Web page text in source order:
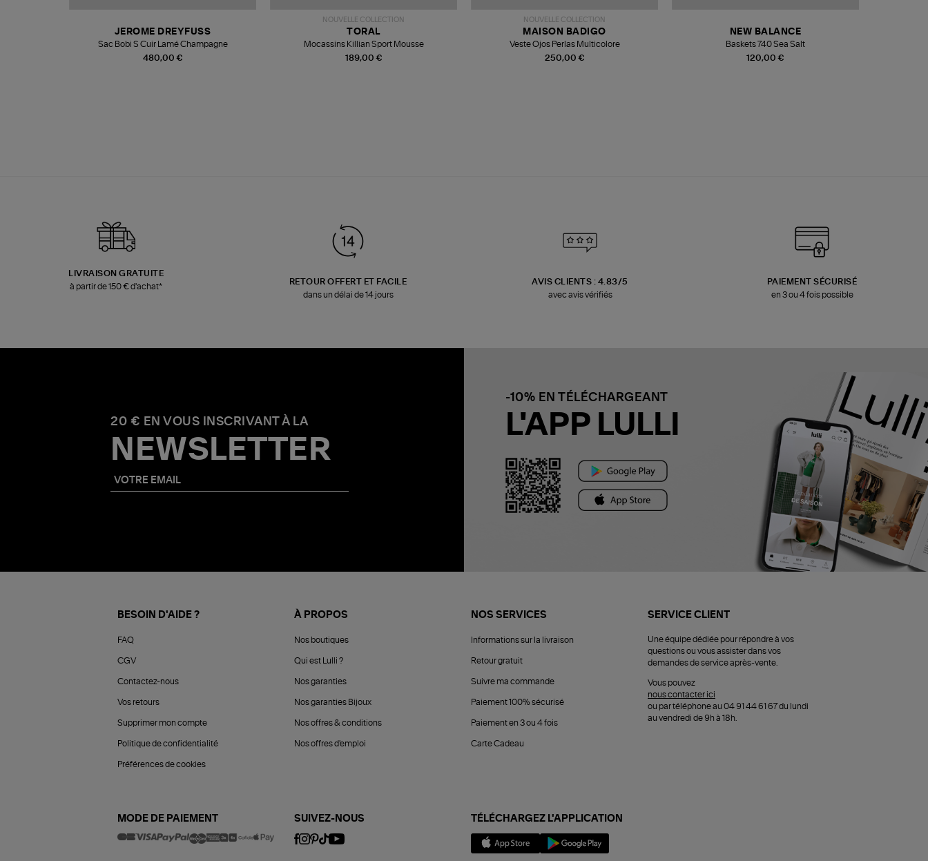
480,00 €
JEROME DREYFUSS
Sac Bobi S Cuir Lamé Champagne
NOUVELLE COLLECTION
189,00 €
TORAL
Mocassins Killian Sport Mousse
NOUVELLE COLLECTION
250,00 €
MAISON BADIGO
Veste Ojos Perlas Multicolore
120,00 €
NEW BALANCE
Baskets 740 Sea Salt
LIVRAISON GRATUITE
à partir de 150 € d'achat*
RETOUR OFFERT ET FACILE
dans un délai de 14 jours
AVIS CLIENTS : 4.83/5
avec avis vérifiés
PAIEMENT SÉCURISÉ
en 3 ou 4 fois possible
20 € EN VOUS INSCRIVANT À LA
NEWSLETTER
-10% EN TÉLÉCHARGEANT
L'APP LULLI
BESOIN D'AIDE ?
FAQ
CGV
Contactez-nous
Vos retours
Supprimer mon compte
Politique de confidentialité
Préférences de cookies
À PROPOS
Nos boutiques
Qui est Lulli ?
Nos garanties
Nos garanties Bijoux
Nos offres & conditions
Nos offres d'emploi
NOS SERVICES
Informations sur la livraison
Retour gratuit
Suivre ma commande
Paiement 100% sécurisé
Paiement en 3 ou 4 fois
Carte Cadeau
SERVICE CLIENT
Une équipe dédiée pour répondre à vos
questions ou vous assister dans vos
demandes de service après-vente.
Vous pouvez
nous contacter ici
ou par téléphone au 04 91 44 61 67 du lundi
au vendredi de 9h à 18h.
MODE DE PAIEMENT SUIVEZ-NOUS TÉLÉCHARGEZ L'APPLICATION